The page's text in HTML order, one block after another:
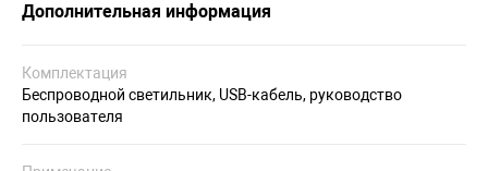
Дополнительная информация
Комплектация
Беспроводной светильник, USB-кабель, руководство
пользователя